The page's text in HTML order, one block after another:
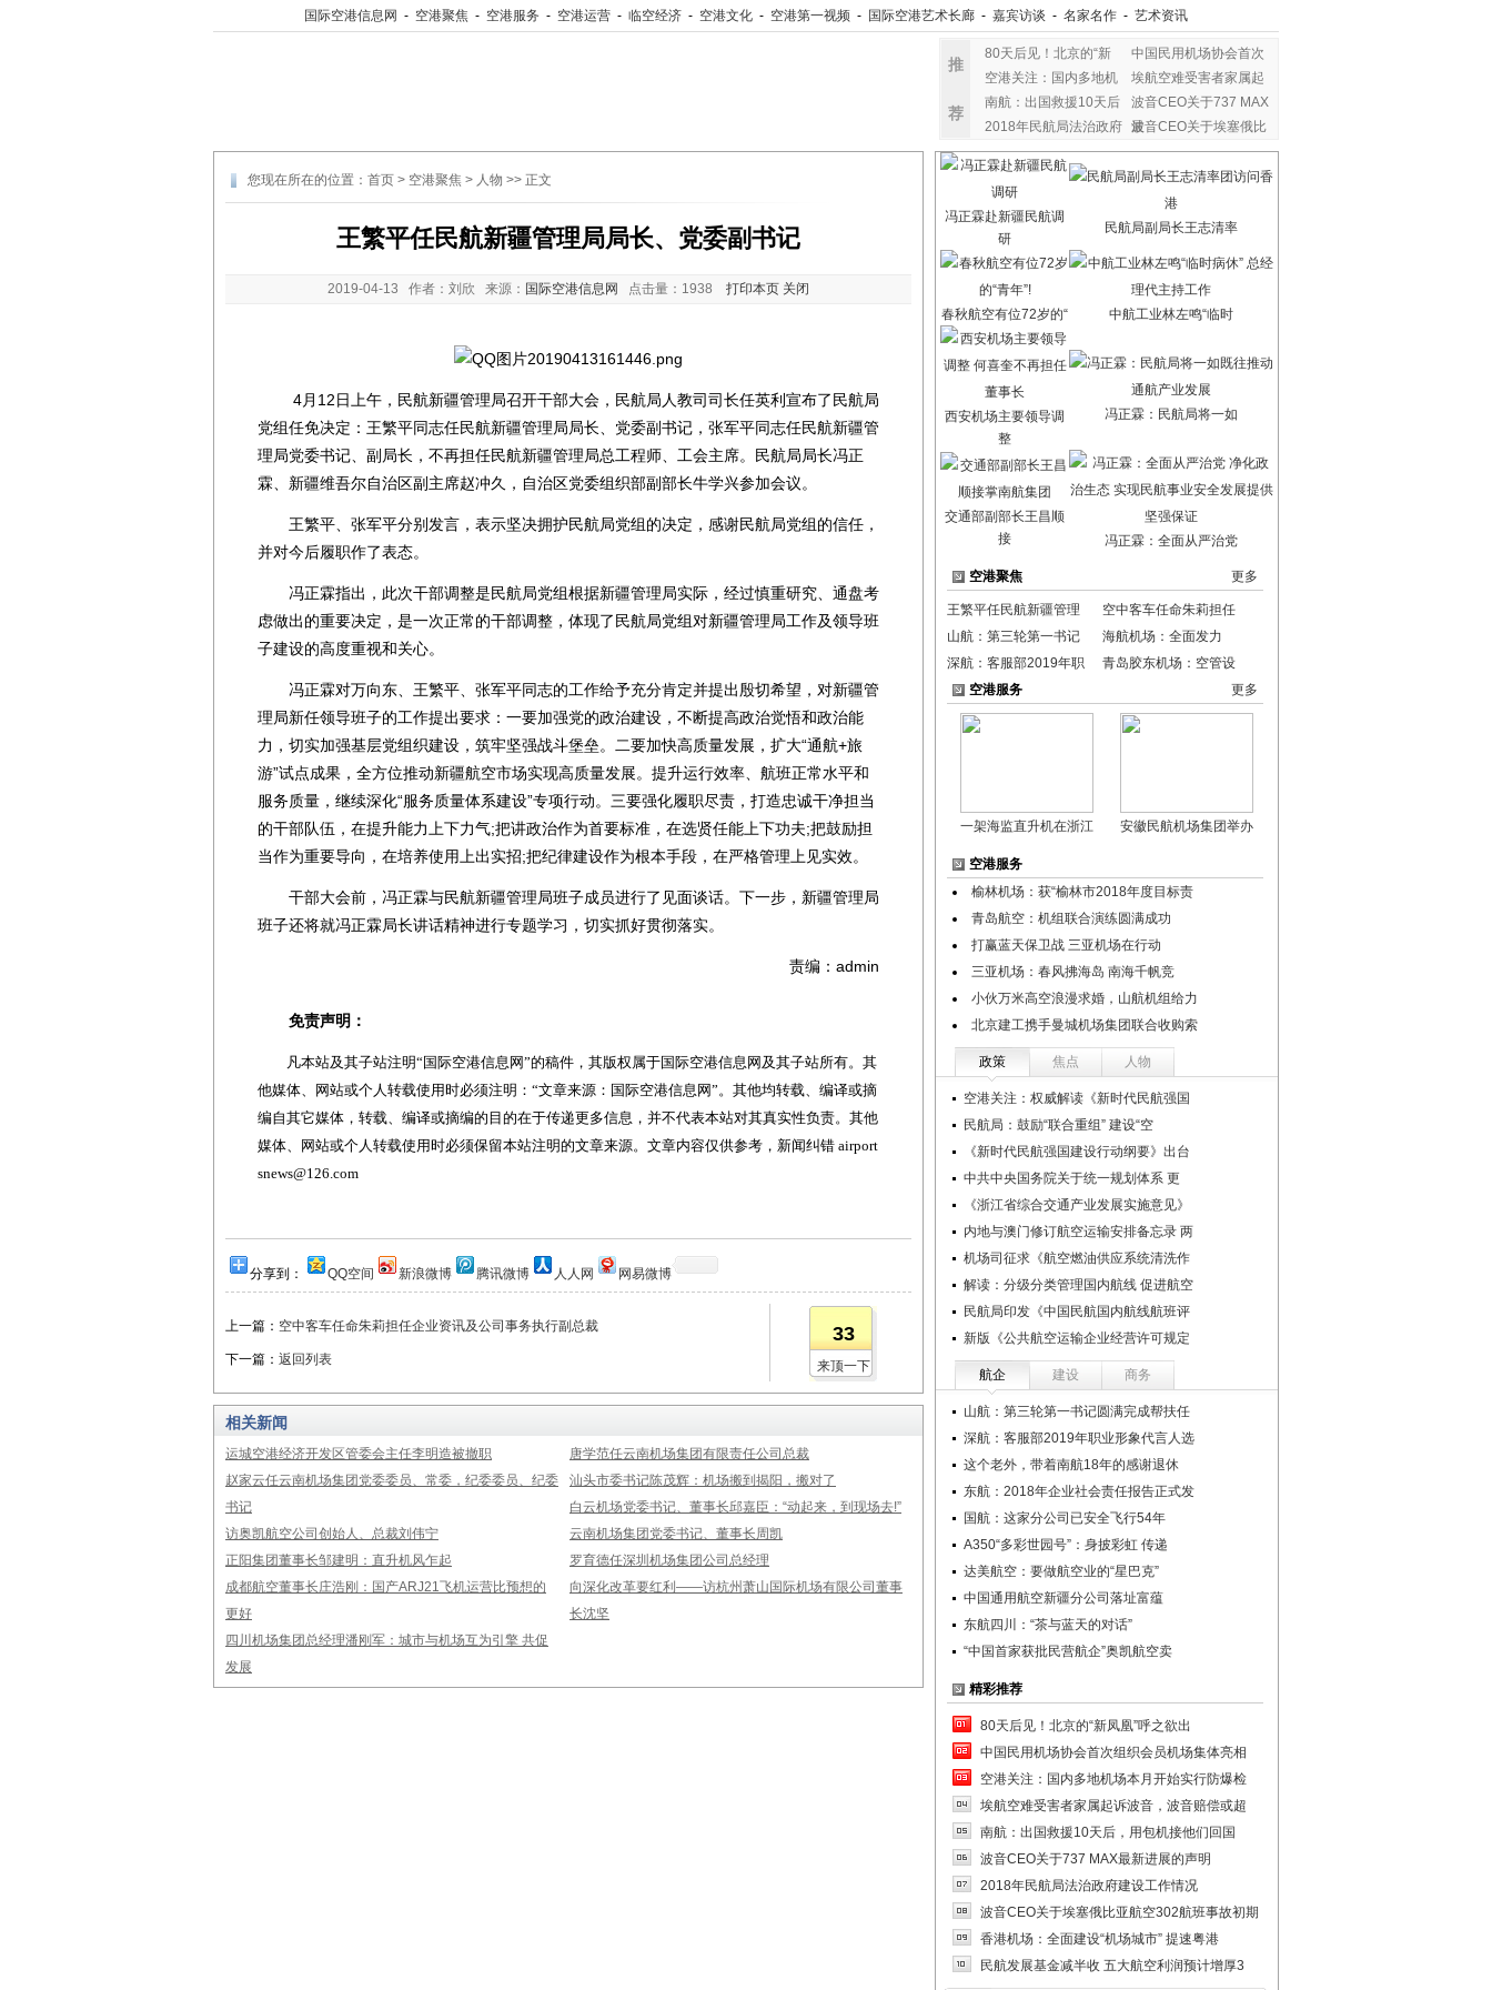
国际空港信息网 - 空港聚焦 - 空港服务 - 空港运营 - 临空经济 - 空港文化 - 空港第一视频 - 国际空港艺术长廊 - 嘉宾访谈 - 名家名作 - 艺术资讯
推
荐
80天后见！北京的“新
中国民用机场协会首次
空港关注：国内多地机
埃航空难受害者家属起
南航：出国救援10天后
波音CEO关于737 MAX
最
2018年民航局法治政府 波音CEO关于埃塞俄比
亚
您现在所在的位置： 首页 > 空港聚焦 > 人物 >> 正文
王繁平任民航新疆管理局局长、党委副书记
2019-04-13 作者：刘欣 来源： 国际空港信息网 点击量： 1938 打印本页 关闭
4月12日上午，民航新疆管理局召开干部大会，民航局人教司司长任英利宣布了民航局
党组任免决定：王繁平同志任民航新疆管理局局长、党委副书记，张军平同志任民航新疆管
理局党委书记、副局长，不再担任民航新疆管理局总工程师、工会主席。民航局局长冯正
霖、新疆维吾尔自治区副主席赵冲久，自治区党委组织部副部长牛学兴参加会议。
王繁平、张军平分别发言，表示坚决拥护民航局党组的决定，感谢民航局党组的信任，
并对今后履职作了表态。
冯正霖指出，此次干部调整是民航局党组根据新疆管理局实际，经过慎重研究、通盘考
虑做出的重要决定，是一次正常的干部调整，体现了民航局党组对新疆管理局工作及领导班
子建设的高度重视和关心。
冯正霖对万向东、王繁平、张军平同志的工作给予充分肯定并提出殷切希望，对新疆管
理局新任领导班子的工作提出要求：一要加强党的政治建设，不断提高政治觉悟和政治能
力，切实加强基层党组织建设，筑牢坚强战斗堡垒。二要加快高质量发展，扩大“通航+旅
游”试点成果，全方位推动新疆航空市场实现高质量发展。提升运行效率、航班正常水平和
服务质量，继续深化“服务质量体系建设”专项行动。三要强化履职尽责，打造忠诚干净担当
的干部队伍，在提升能力上下力气;把讲政治作为首要标准，在选贤任能上下功夫;把鼓励担
当作为重要导向，在培养使用上出实招;把纪律建设作为根本手段，在严格管理上见实效。
干部大会前，冯正霖与民航新疆管理局班子成员进行了见面谈话。下一步，新疆管理局
班子还将就冯正霖局长讲话精神进行专题学习，切实抓好贯彻落实。
责编：admin
免责声明：
凡本站及其子站注明“国际空港信息网”的稿件，其版权属于国际空港信息网及其子站所有。其
他媒体、网站或个人转载使用时必须注明：“文章来源：国际空港信息网”。其他均转载、编译或摘
编自其它媒体，转载、编译或摘编的目的在于传递更多信息，并不代表本站对其真实性负责。其他
媒体、网站或个人转载使用时必须保留本站注明的文章来源。文章内容仅供参考，新闻纠错 airport
snews@126.com
分享到： QQ空间 新浪微博 腾讯微博 人人网 网易微博
上一篇： 空中客车任命朱莉担任企业资讯及公司事务执行副总裁
下一篇： 返回列表
33
来顶一下
相关新闻
运城空港经济开发区管委会主任李明造被撤职
唐学范任云南机场集团有限责任公司总裁
赵家云任云南机场集团党委委员、常委，纪委委员、纪委
书记
汕头市委书记陈茂辉：机场搬到揭阳，搬对了
白云机场党委书记、董事长邱嘉臣：“动起来，到现场去!”
访奥凯航空公司创始人、总裁刘伟宁
云南机场集团党委书记、董事长周凯
正阳集团董事长邹建明：直升机风乍起
罗育德任深圳机场集团公司总经理
成都航空董事长庄浩刚：国产ARJ21飞机运营比预想的
更好
向深化改革要红利——访杭州萧山国际机场有限公司董事
长沈坚
四川机场集团总经理潘刚军：城市与机场互为引擎 共促
发展
冯正霖赴新疆民航调
研
民航局副局长王志清率
春秋航空有位72岁的“ 中航工业林左鸣“临时
西安机场主要领导调
整
冯正霖：民航局将一如
交通部副部长王昌顺
接
冯正霖：全面从严治党
空港聚焦 更多
王繁平任民航新疆管理
空中客车任命朱莉担任
山航：第三轮第一书记
海航机场：全面发力
深航：客服部2019年职
青岛胶东机场：空管设
空港服务
更多
一架海监直升机在浙江 安徽民航机场集团举办
空港服务
榆林机场：获“榆林市2018年度目标责
青岛航空：机组联合演练圆满成功
打赢蓝天保卫战 三亚机场在行动
三亚机场：春风拂海岛 南海千帆竞
小伙万米高空浪漫求婚，山航机组给力
北京建工携手曼城机场集团联合收购索
政策 焦点 人物
空港关注：权威解读《新时代民航强国
民航局：鼓励“联合重组” 建设“空
《新时代民航强国建设行动纲要》出台
中共中央国务院关于统一规划体系 更
《浙江省综合交通产业发展实施意见》
内地与澳门修订航空运输安排备忘录 两
机场司征求《航空燃油供应系统清洗作
解读：分级分类管理国内航线 促进航空
民航局印发《中国民航国内航线航班评
新版《公共航空运输企业经营许可规定
航企 建设 商务
山航：第三轮第一书记圆满完成帮扶任
深航：客服部2019年职业形象代言人选
这个老外，带着南航18年的感谢退休
东航：2018年企业社会责任报告正式发
国航：这家分公司已安全飞行54年
A350“多彩世园号”：身披彩虹 传递
达美航空：要做航空业的“星巴克”
中国通用航空新疆分公司落址富蕴
东航四川：“茶与蓝天的对话”
“中国首家获批民营航企”奥凯航空卖
精彩推荐
80天后见！北京的“新凤凰”呼之欲出
中国民用机场协会首次组织会员机场集体亮相
空港关注：国内多地机场本月开始实行防爆检
埃航空难受害者家属起诉波音，波音赔偿或超
南航：出国救援10天后，用包机接他们回国
波音CEO关于737 MAX最新进展的声明
2018年民航局法治政府建设工作情况
波音CEO关于埃塞俄比亚航空302航班事故初期
香港机场：全面建设“机场城市” 提速粤港
民航发展基金减半收 五大航空利润预计增厚3